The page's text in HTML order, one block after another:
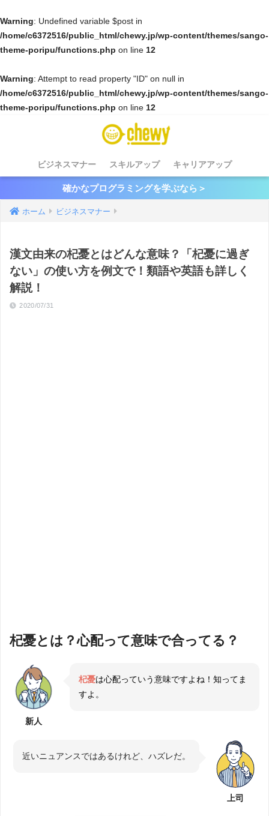
Warning: Undefined variable $post in
/home/c6372516/public_html/chewy.jp/wp-content/themes/sango-
theme-poripu/functions.php on line 12
Warning: Attempt to read property "ID" on null in
/home/c6372516/public_html/chewy.jp/wp-content/themes/sango-
theme-poripu/functions.php on line 12
ビジネスマナー スキルアップ キャリアアップ
確かなプログラミングを学ぶなら＞
ホーム ビジネスマナー
漢文由来の杞憂とはどんな意味？「杞憂に過ぎ
ない」の使い方を例文で！類語や英語も詳しく
解説！
2020/07/31
杞憂とは？心配って意味で合ってる？
新人
杞憂は心配っていう意味ですよね！知ってま
すよ。
近いニュアンスではあるけれど、ハズレだ。
上司